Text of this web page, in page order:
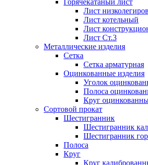
Горячекатаный лист
Лист
Лист котельный
Лист
Лист Ст.3
Металлические изделия
Сетка
Сетка арматурная
Оцинкованные изделия
Уголок
Полоса
Круг
Сортовой прокат
Шестигранник
Шестигранник
Шестигранник
Полоса
Круг
Круг